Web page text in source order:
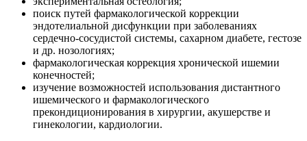
поиск путей фармакологической коррекции
эндотелиальной дисфункции при заболеваниях
сердечно-сосудистой системы, сахарном диабете, гестозе
и др. нозологиях;
фармакологическая коррекция хронической ишемии
конечностей;
изучение возможностей использования дистантного
ишемического и фармакологического
прекондиционирования в хирургии, акушерстве и
гинекологии, кардиологии.